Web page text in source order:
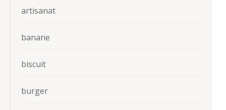
artisanat
banane
biscuit
burger